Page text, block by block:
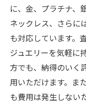
に、金、プラチナ、
ネックレス、さらに
も対応しています。
ジュエリーを気軽に
方でも、納得のいく
用いただけます。ま
も費用は発生しない